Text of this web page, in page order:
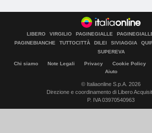
LIBERO VIRGILIO PAGINEGIALLE
PAGINEBIANCHE
TUTTOCITTÀ DILEI SIVIAGGIA
SUPEREVA
Chi siamo Note Legali Privacy Cookie Policy
Aiuto
© Italiaonline S.p.A. 2026
Direzione e coordinamento di Libero
P. IVA 03970540963